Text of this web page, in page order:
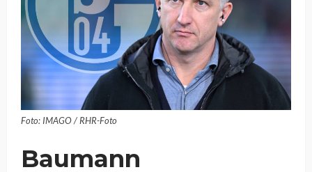
Foto: IMAGO / RHR-Foto
Baumann